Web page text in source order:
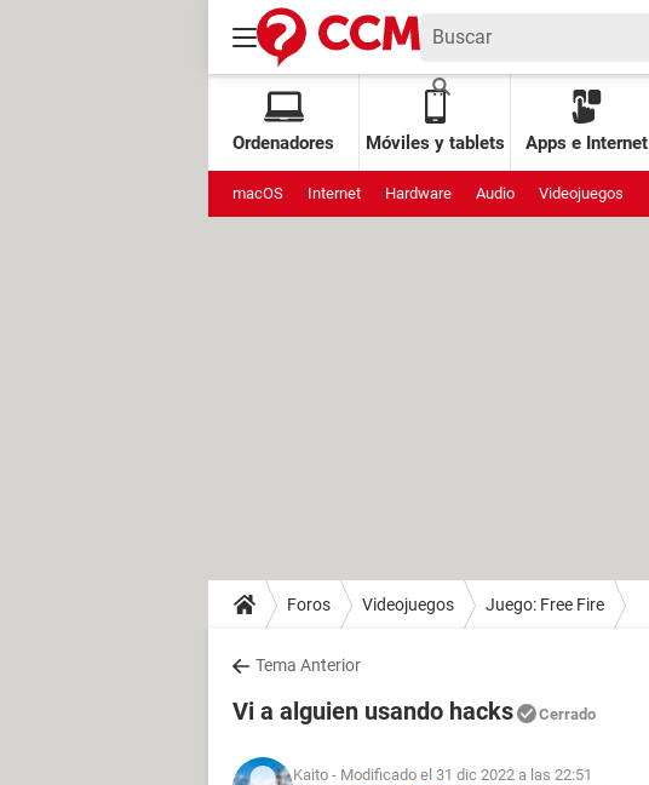
Ordenadores Móviles y tablets Apps e Internet
macOS Internet Hardware Audio Videojuegos
Foros Videojuegos Juego: Free Fire
Tema Anterior
Vi a alguien usando hacks Cerrado
Kaito - Modificado el 31 dic 2022 a las 22:51